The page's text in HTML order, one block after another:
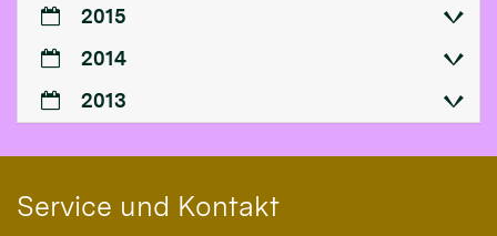
2015
2014
2013
Service und Kontakt